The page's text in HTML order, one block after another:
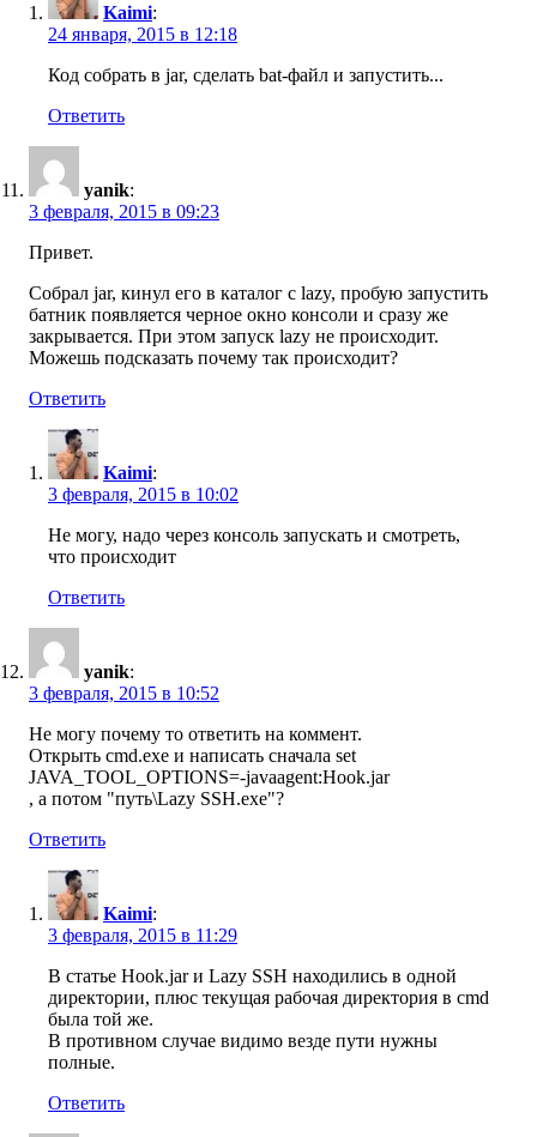
Kaimi:
24 января, 2015 в 12:18
Код собрать в jar, сделать bat-файл и запустить...
Ответить
yanik:
3 февраля, 2015 в 09:23
Привет.
Собрал jar, кинул его в каталог с lazy, пробую запустить
батник появляется черное окно консоли и сразу же
закрывается. При этом запуск lazy не происходит.
Можешь подсказать почему так происходит?
Ответить
Kaimi:
3 февраля, 2015 в 10:02
Не могу, надо через консоль запускать и смотреть,
что происходит
Ответить
yanik:
3 февраля, 2015 в 10:52
Не могу почему то ответить на коммент.
Открыть cmd.exe и написать сначала set
JAVA_TOOL_OPTIONS=-javaagent:Hook.jar
, а потом "путь\Lazy SSH.exe"?
Ответить
Kaimi:
3 февраля, 2015 в 11:29
В статье Hook.jar и Lazy SSH находились в одной
директории, плюс текущая рабочая директория в cmd
была той же.
В противном случае видимо везде пути нужны
полные.
Ответить